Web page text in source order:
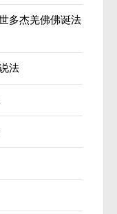
多杰羌佛佛诞法
法